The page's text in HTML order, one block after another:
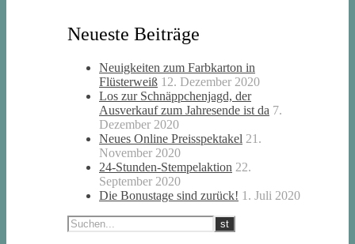
Neueste Beiträge
Neuigkeiten zum Farbkarton in
Flüsterweiß 12. Dezember 2020
Los zur Schnäppchenjagd, der
Ausverkauf zum Jahresende ist da 7.
Dezember 2020
Neues Online Preisspektakel 21.
November 2020
24-Stunden-Stempelaktion 22.
September 2020
Die Bonustage sind zurück! 1. Juli 2020